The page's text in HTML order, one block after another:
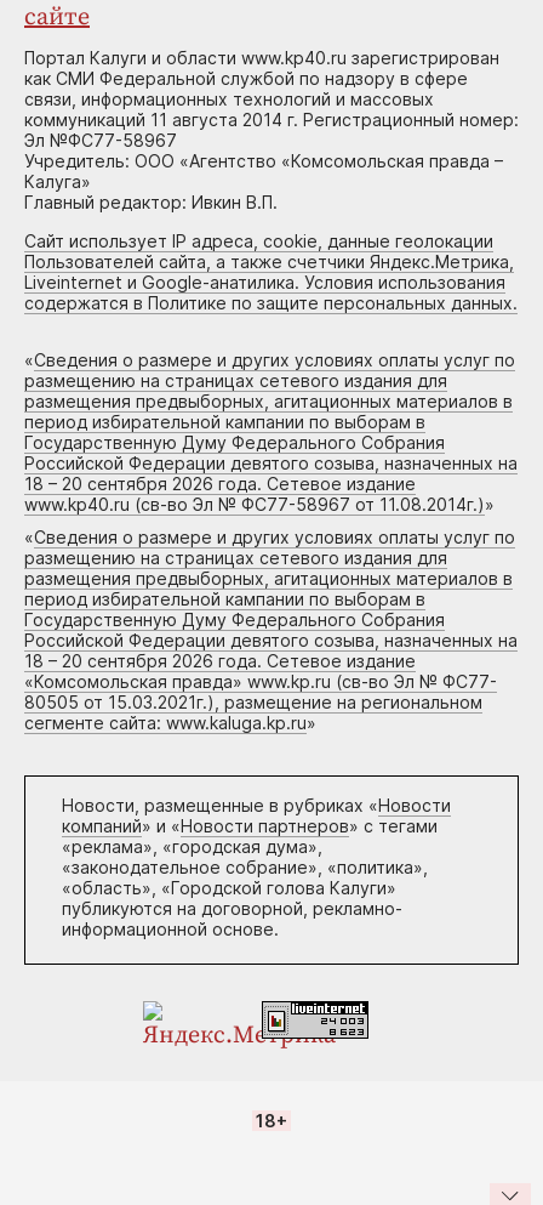
сайте
Портал Калуги и области www.kp40.ru зарегистрирован
как СМИ Федеральной службой по надзору в сфере
связи, информационных технологий и массовых
коммуникаций 11 августа 2014 г. Регистрационный номер:
Эл №ФС77-58967
Учредитель: ООО «Агентство «Комсомольская правда –
Калуга»
Главный редактор: Ивкин В.П.
Сайт использует IP адреса, cookie, данные геолокации
Пользователей сайта, а также счетчики Яндекс.Метрика,
Liveinternet и Google-анатилика. Условия использования
содержатся в Политике по защите персональных данных.
«Сведения о размере и других условиях оплаты услуг по
размещению на страницах сетевого издания для
размещения предвыборных, агитационных материалов в
период избирательной кампании по выборам в
Государственную Думу Федерального Собрания
Российской Федерации девятого созыва, назначенных на
18 – 20 сентября 2026 года. Сетевое издание
www.kp40.ru (св-во Эл № ФС77-58967 от 11.08.2014г.)»
«Сведения о размере и других условиях оплаты услуг по
размещению на страницах сетевого издания для
размещения предвыборных, агитационных материалов в
период избирательной кампании по выборам в
Государственную Думу Федерального Собрания
Российской Федерации девятого созыва, назначенных на
18 – 20 сентября 2026 года. Сетевое издание
«Комсомольская правда» www.kp.ru (св-во Эл № ФС77-
80505 от 15.03.2021г.), размещение на региональном
сегменте сайта: www.kaluga.kp.ru»
Новости, размещенные в рубриках «Новости
компаний» и «Новости партнеров» с тегами
«реклама», «городская дума»,
«законодательное собрание», «политика»,
«область», «Городской голова Калуги»
публикуются на договорной, рекламно-
информационной основе.
18+